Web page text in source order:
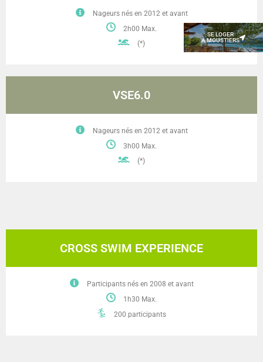
Nageurs nés en 2012 et avant
2h00 Max.
(*)
VSE6.0
Nageurs nés en 2012 et avant
3h00 Max.
(*)
CROSS SWIM EXPERIENCE
Participants nés en 2008 et avant
1h30 Max.
200 participants
SE LOGER
À MOUSTIERS